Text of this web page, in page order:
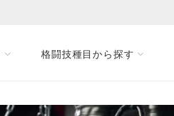
格闘技種目から探す